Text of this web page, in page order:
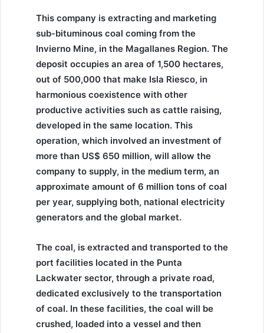
This company is extracting and marketing
sub-bituminous coal coming from the
Invierno Mine, in the Magallanes Region. The
deposit occupies an area of 1,500 hectares,
out of 500,000 that make Isla Riesco, in
harmonious coexistence with other
productive activities such as cattle raising,
developed in the same location. This
operation, which involved an investment of
more than US$ 650 million, will allow the
company to supply, in the medium term, an
approximate amount of 6 million tons of coal
per year, supplying both, national electricity
generators and the global market.
The coal, is extracted and transported to the
port facilities located in the Punta
Lackwater sector, through a private road,
dedicated exclusively to the transportation
of coal. In these facilities, the coal will be
crushed, loaded into a vessel and then